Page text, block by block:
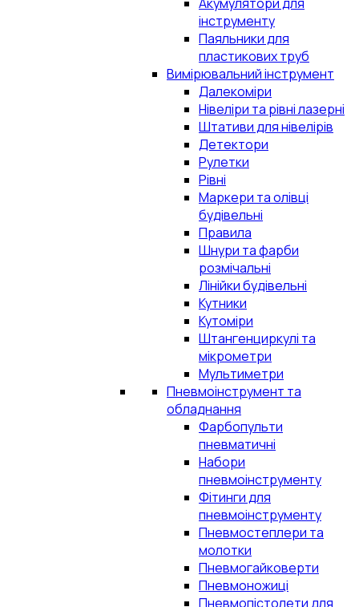
інструменту
Паяльники для
пластикових труб
Вимірювальний інструмент
Далекоміри
Нівеліри та рівні лазерні
Штативи для нівелірів
Детектори
Рулетки
Рівні
Маркери та олівці
будівельні
Правила
Шнури та фарби
розмічальні
Лінійки будівельні
Кутники
Кутоміри
Штангенциркулі та
мікрометри
Мультиметри
Пневмоінструмент та
обладнання
Фарбопульти
пневматичні
Набори
пневмоінструменту
Фітинги для
пневмоінструменту
Пневмостеплери та
молотки
Пневмогайковерти
Пневмоножиці
Пневмопістолети для